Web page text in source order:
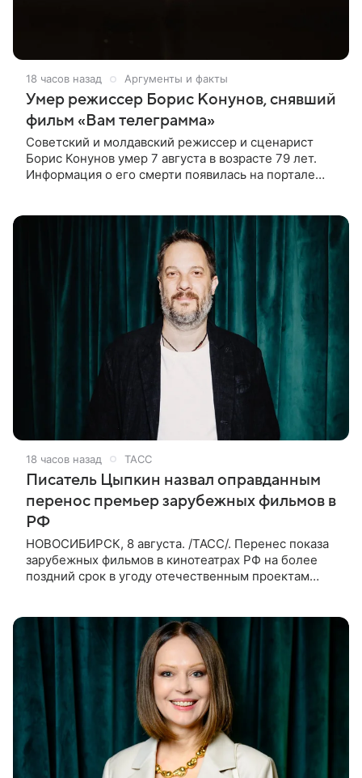
18 часов назад Аргументы и факты
Умер режиссер Борис Конунов, снявший
фильм «Вам телеграмма»
Советский и молдавский режиссер и сценарист
Борис Конунов умер 7 августа в возрасте 79 лет.
Информация о его смерти появилась на портале
18 часов назад ТАСС
Писатель Цыпкин назвал оправданным
перенос премьер зарубежных фильмов в
РФ
НОВОСИБИРСК, 8 августа. /ТАСС/. Перенес показа
зарубежных фильмов в кинотеатрах РФ на более
поздний срок в угоду отечественным проектам